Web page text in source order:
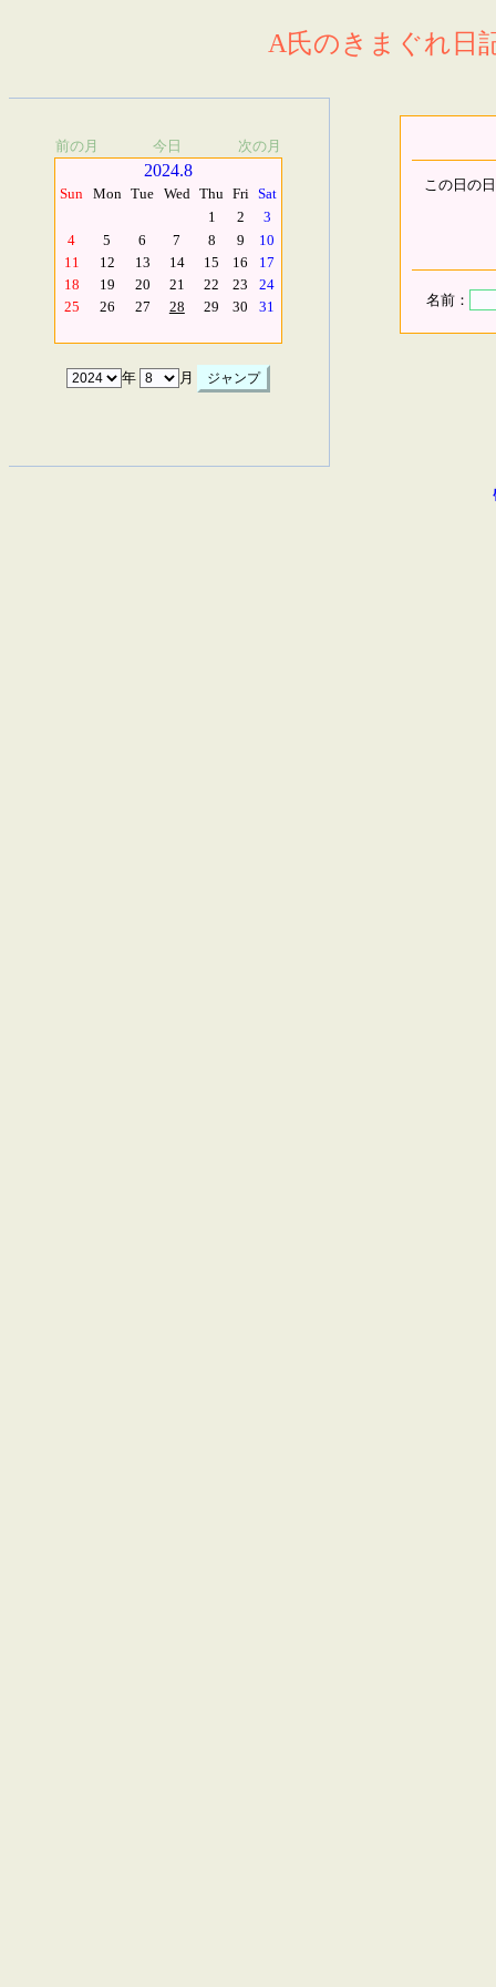
A氏のきまぐれ日
前の月 今日 次の月
2024.8
Sun Mon Tue Wed Thu Fri Sat
1
2
3
4
5 6 7 8 9
10
11
12 13 14 15 16
17
18
19 20 21 22 23
24
25
26 27 28 29 30 31
年 月
この日の
名前：